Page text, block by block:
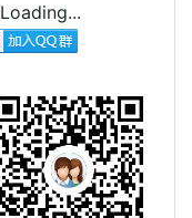
Loading...